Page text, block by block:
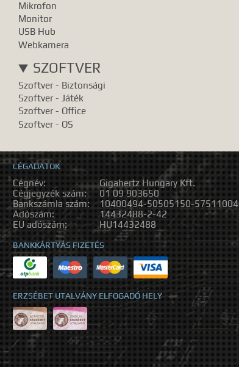
Mikrofon
Monitor
USB Hub
Webkamera
SZOFTVER
Szoftver - Biztonsági
Szoftver - Játék
Szoftver - Office
Szoftver - OS
CÉGADATOK
Cégnév:
Gigahertz Hungary Kft.
Cégjegyzék szám:
01 09 903650
Bankszámla szám:
10400494-50505150-57511004
Adószám:
14432488-2-42
EU adószám:
HU14432488
BANKKÁRTYÁS FIZETÉS
ERZSÉBET UTALVÁNY ELFOGADÓ HELY